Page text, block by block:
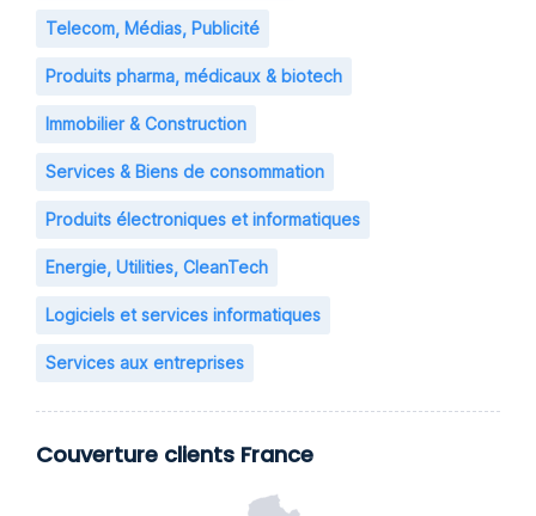
Telecom, Médias, Publicité
Produits pharma, médicaux & biotech
Immobilier & Construction
Services & Biens de consommation
Produits électroniques et informatiques
Energie, Utilities, CleanTech
Logiciels et services informatiques
Services aux entreprises
Couverture clients France